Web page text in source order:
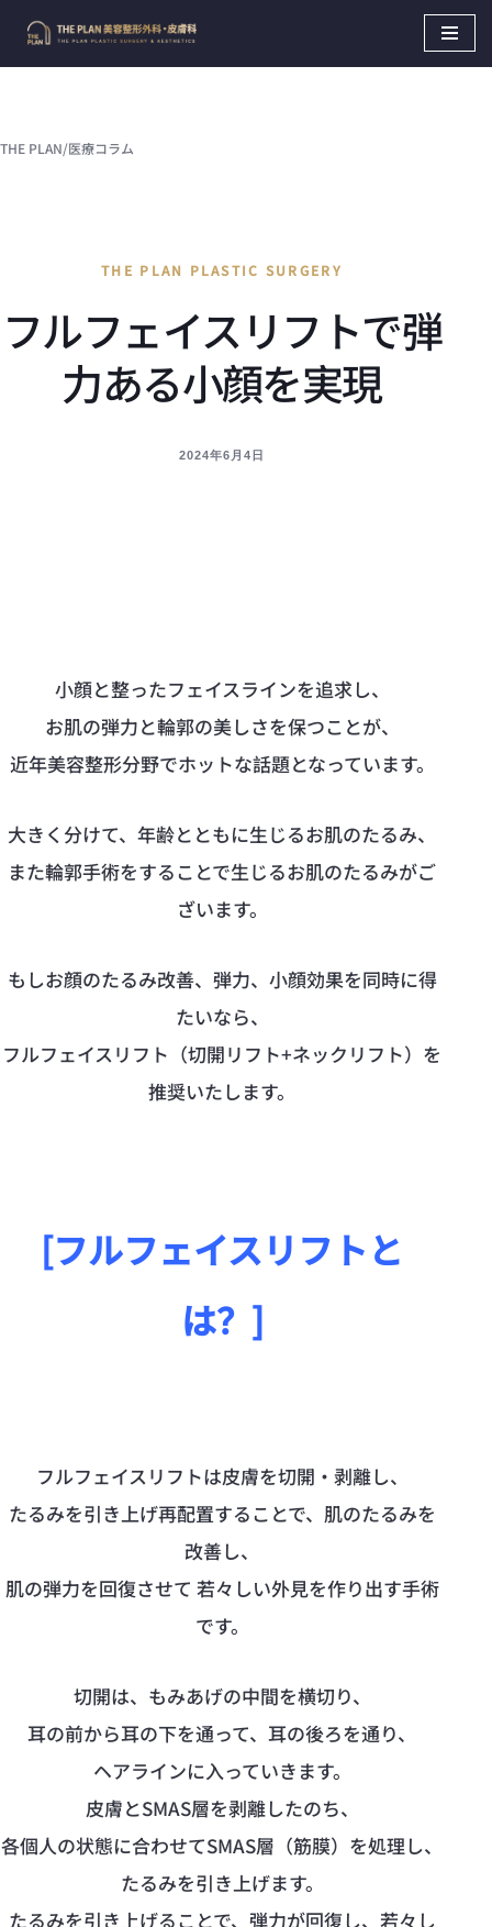
THE PLAN/医療コラム
THE PLAN PLASTIC SURGERY
フルフェイスリフトで弾
力ある小顔を実現
2024年6月4日
小顔と整ったフェイスラインを追求し、
お肌の弾力と輪郭の美しさを保つことが、
近年美容整形分野でホットな話題となっています。
大きく分けて、年齢とともに生じるお肌のたるみ、
また輪郭手術をすることで生じるお肌のたるみがご
ざいます。
もしお顔のたるみ改善、弾力、小顔効果を同時に得
たいなら、
フルフェイスリフト（切開リフト+ネックリフト）を
推奨いたします。
[フルフェイスリフトと
は？]
フルフェイスリフトは皮膚を切開・剥離し、
たるみを引き上げ再配置することで、肌のたるみを
改善し、
肌の弾力を回復させて 若々しい外見を作り出す手術
です。
切開は、もみあげの中間を横切り、
耳の前から耳の下を通って、耳の後ろを通り、
ヘアラインに入っていきます。
皮膚とSMAS層を剥離したのち、
各個人の状態に合わせてSMAS層（筋膜）を処理し、
たるみを引き上げます。
たるみを引き上げることで、弾力が回復し、若々し